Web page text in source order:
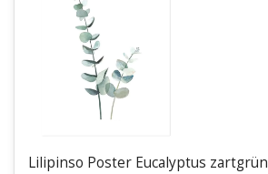
Lilipinso Poster Eucalyptus zartgrün